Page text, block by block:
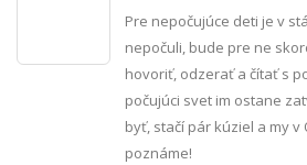
Pre nepočujúce deti je v
nepočuli, bude pre ne
hovoriť, odzerať a čítať s
počujúci svet im ostane
byť, stačí pár kúziel a my v
poznáme!